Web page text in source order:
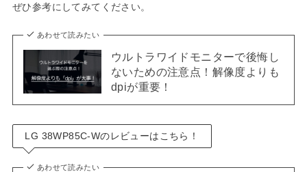
ぜひ参考にしてみてください。
あわせて読みたい
ウルトラワイドモニターで後悔し
ないための注意点！解像度よりも
dpiが重要！
LG 38WP85C-Wのレビューはこちら！
あわせて読みたい